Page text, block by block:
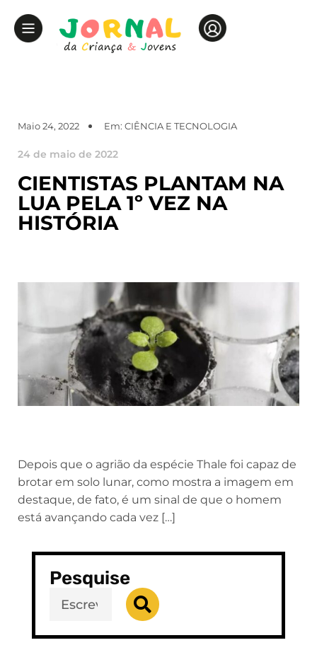
Maio 24, 2022 Em: CIÊNCIA E TECNOLOGIA
24 de maio de 2022
CIENTISTAS PLANTAM NA
LUA PELA 1º VEZ NA
HISTÓRIA
Depois que o agrião da espécie Thale foi capaz de
brotar em solo lunar, como mostra a imagem em
destaque, de fato, é um sinal de que o homem
está avançando cada vez […]
Pesquise